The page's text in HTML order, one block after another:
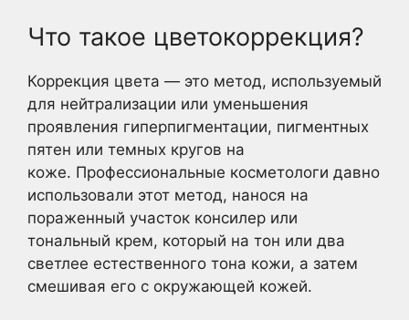
Что такое цветокоррекция?
Коррекция цвета — это метод, используемый
для нейтрализации или уменьшения
проявления гиперпигментации, пигментных
пятен или темных кругов на
коже. Профессиональные косметологи давно
использовали этот метод, нанося на
пораженный участок консилер или
тональный крем, который на тон или два
светлее естественного тона кожи, а затем
смешивая его с окружающей кожей.